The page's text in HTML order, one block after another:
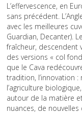
L’effervescence, en
sans précédent.
avec les meilleures
Guardian, Decanter).
fraîcheur, descendent
des versions « col
que le Cava
tradition, l’innovation
l’agriculture
autour de la matière
nuances, de